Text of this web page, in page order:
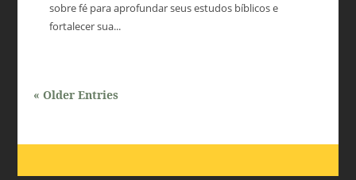
sobre fé para aprofundar seus estudos bíblicos e
fortalecer sua...
« Older Entries